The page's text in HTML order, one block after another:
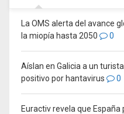
La OMS alerta del avance
la miopía hasta 2050
0
Aíslan en Galicia a un
positivo por hantavirus
0
Euractiv revela que España